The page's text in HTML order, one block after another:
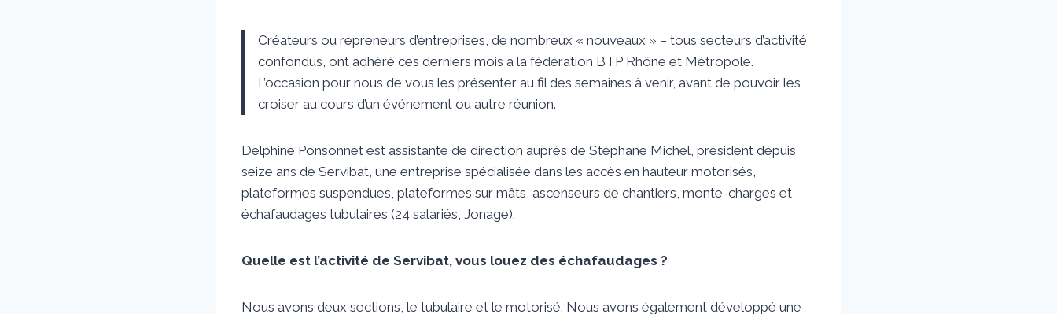
sstradiotto
Créateurs ou repreneurs d’entreprises, de nombreux « nouveaux » – tous secteurs d’activité
confondus, ont adhéré ces derniers mois à la fédération BTP Rhône et Métropole.
L’occasion pour nous de vous les présenter au fil des semaines à venir, avant de pouvoir les
croiser au cours d’un événement ou autre réunion.
Delphine Ponsonnet est assistante de direction auprès de Stéphane Michel, président depuis
seize ans de Servibat, une entreprise spécialisée dans les accès en hauteur motorisés,
plateformes suspendues, plateformes sur mâts, ascenseurs de chantiers, monte-charges et
échafaudages tubulaires (24 salariés, Jonage).
Quelle est l’activité de Servibat, vous louez des échafaudages ?
Nous avons deux sections, le tubulaire et le motorisé. Nous avons également développé une